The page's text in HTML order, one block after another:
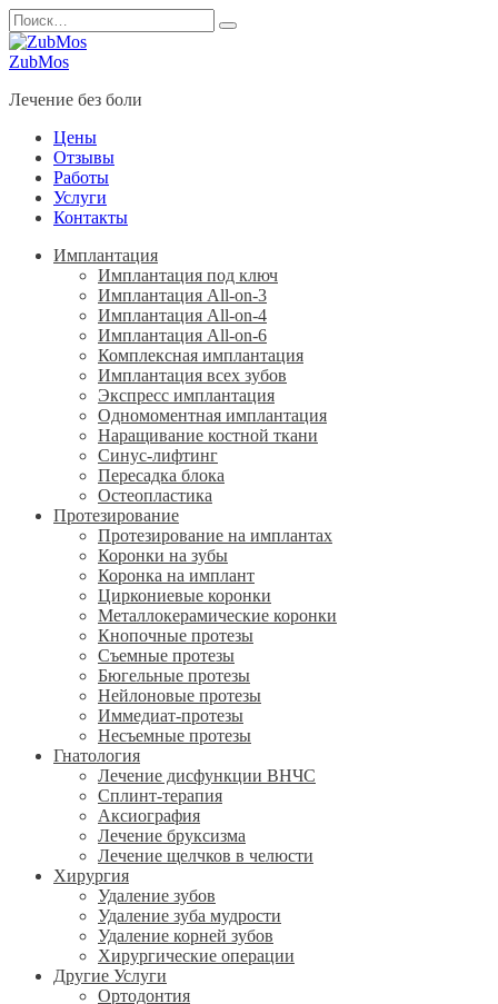
Перейти
к
содержанию
Search
for:
ZubMos
Лечение без боли
Цены
Отзывы
Работы
Услуги
Контакты
Имплантация
Имплантация под ключ
Имплантация All-on-3
Имплантация All-on-4
Имплантация All-on-6
Комплексная имплантация
Имплантация всех зубов
Экспресс имплантация
Одномоментная имплантация
Наращивание костной ткани
Синус-лифтинг
Пересадка блока
Остеопластика
Протезирование
Протезирование на имплантах
Коронки на зубы
Коронка на имплант
Циркониевые коронки
Металлокерамические коронки
Кнопочные протезы
Съемные протезы
Бюгельные протезы
Нейлоновые протезы
Иммедиат-протезы
Несъемные протезы
Гнатология
Лечение дисфункции ВНЧС
Сплинт-терапия
Аксиография
Лечение бруксизма
Лечение щелчков в челюсти
Хирургия
Удаление зубов
Удаление зуба мудрости
Удаление корней зубов
Хирургические операции
Другие Услуги
Ортодонтия